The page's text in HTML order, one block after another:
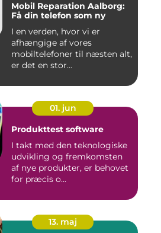
Mobil Reparation Aalborg:
Få din telefon som ny
I en verden, hvor vi er
afhængige af vores
mobiltelefoner til næsten alt,
er det en stor...
01. jun
Produkttest software
I takt med den teknologiske
udvikling og fremkomsten
af nye produkter, er behovet
for præcis o...
13. maj